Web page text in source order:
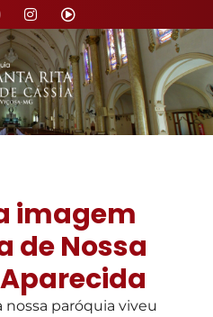
imagem
de Nossa
nossa paróquia viveu